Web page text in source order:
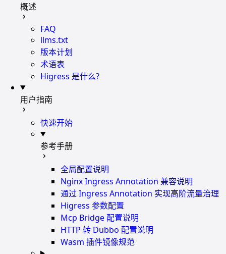
概述
FAQ
llms.txt
版本计划
术语表
Higress 是什么?
用户指南
快速开始
参考手册
全局配置说明
Nginx Ingress Annotation 兼容说明
通过 Ingress Annotation 实现高阶流量治理
Higress 参数配置
Mcp Bridge 配置说明
HTTP 转 Dubbo 配置说明
Wasm 插件镜像规范